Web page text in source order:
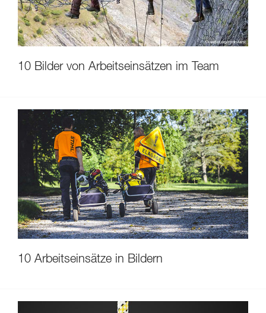
10 Bilder von Arbeitseinsätzen im Team
10 Arbeitseinsätze in Bildern